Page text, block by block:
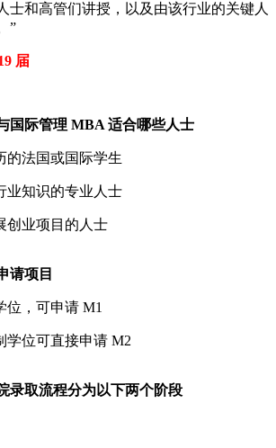
士和高管们讲授，以及由该行业的关键人
”
届
国际管理 MBA 适合哪些人士
的法国或国际学生
业知识的专业人士
创业项目的人士
请项目
位，可申请 M1
学位可直接申请 M2
录取流程分为以下两个阶段